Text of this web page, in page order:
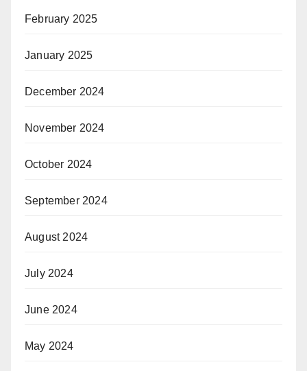
February 2025
January 2025
December 2024
November 2024
October 2024
September 2024
August 2024
July 2024
June 2024
May 2024